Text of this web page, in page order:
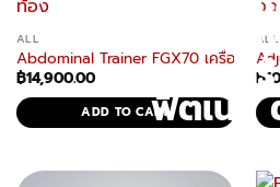
ALL
Abdominal Trainer FGX70 เครื่องบริหา
฿14,900.00
ADD TO CART
ALL
฿